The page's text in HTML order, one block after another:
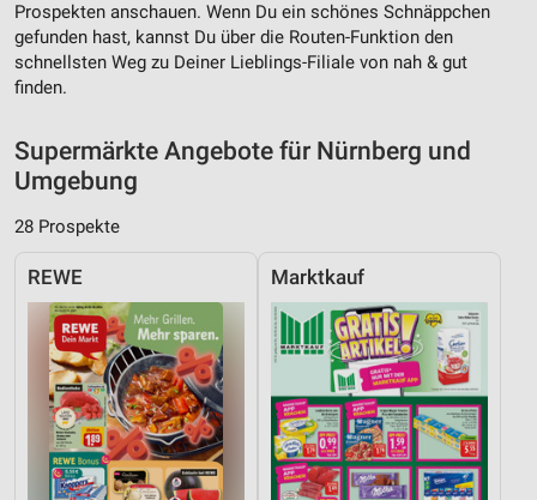
Prospekten anschauen. Wenn Du ein schönes Schnäppchen
gefunden hast, kannst Du über die Routen-Funktion den
schnellsten Weg zu Deiner Lieblings-Filiale von nah & gut
finden.
Supermärkte Angebote für Nürnberg und
Umgebung
28 Prospekte
REWE Marktkauf